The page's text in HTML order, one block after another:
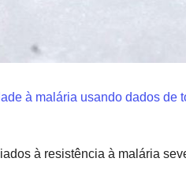
à malária usando dados
à resistência à malária